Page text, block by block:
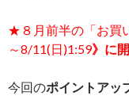
★８月前半の「お買
～8/11(日)1:59》に
今回のポイントアッ